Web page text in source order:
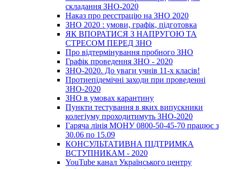
складання ЗНО-2020
Наказ про реєстрацію на ЗНО 2020
ЗНО 2020 : умови, графік, підготовка
ЯК ВПОРАТИСЯ З НАПРУГОЮ ТА
СТРЕСОМ ПЕРЕД ЗНО
Про відтермінування пробного ЗНО
Графік проведення ЗНО - 2020
ЗНО-2020. До уваги учнів 11-х класів!
Протиепідемічні заходи при проведенні
ЗНО-2020
ЗНО в умовах карантину
Пункти тестування в яких випускники
колегіуму проходитимуть ЗНО-2020
Гаряча лінія МОНУ 0800-50-45-70 працює з
30.06 по 15.09
КОНСУЛЬТАТИВНА ПІДТРИМКА
ВСТУПНИКАМ - 2020
YouTube канал Українського центру